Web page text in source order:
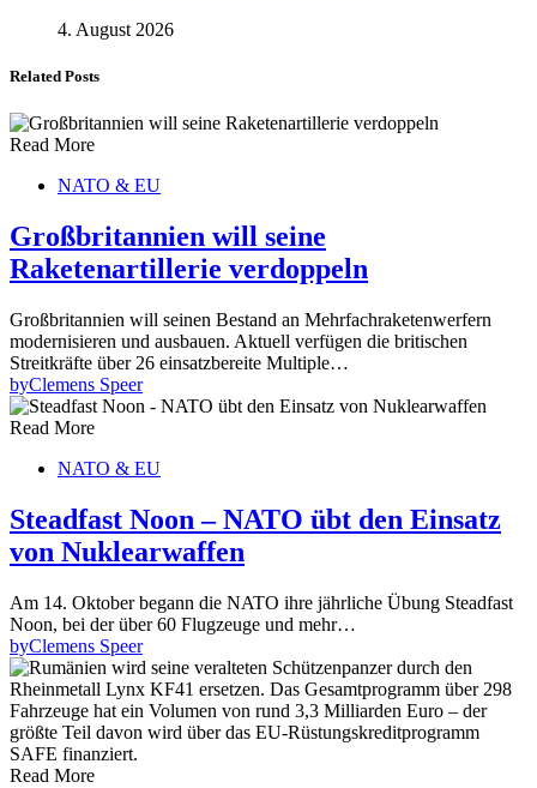
4. August 2026
Related Posts
Read More
NATO & EU
Großbritannien will seine
Raketenartillerie verdoppeln
Großbritannien will seinen Bestand an Mehrfachraketenwerfern
modernisieren und ausbauen. Aktuell verfügen die britischen
Streitkräfte über 26 einsatzbereite Multiple…
byClemens Speer
Read More
NATO & EU
Steadfast Noon – NATO übt den Einsatz
von Nuklearwaffen
Am 14. Oktober begann die NATO ihre jährliche Übung Steadfast
Noon, bei der über 60 Flugzeuge und mehr…
byClemens Speer
Read More